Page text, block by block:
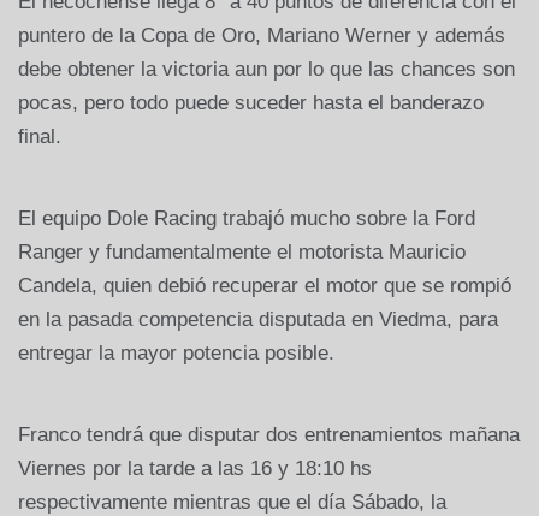
puntero de la Copa de Oro, Mariano Werner y además
debe obtener la victoria aun por lo que las chances son
pocas, pero todo puede suceder hasta el banderazo
final.
El equipo Dole Racing trabajó mucho sobre la Ford
Ranger y fundamentalmente el motorista Mauricio
Candela, quien debió recuperar el motor que se rompió
en la pasada competencia disputada en Viedma, para
entregar la mayor potencia posible.
Franco tendrá que disputar dos entrenamientos mañana
Viernes por la tarde a las 16 y 18:10 hs
respectivamente mientras que el día Sábado, la